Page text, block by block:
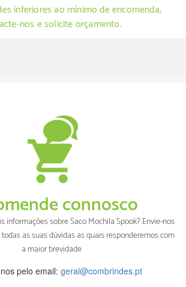
inferiores ao mínimo de encomenda,
nos e solicite orçamento.
connosco
informações sobre Saco Mochila Spook? Envie-nos
as suas dúvidas as quais responderemos com
a maior brevidade
pelo email: geral@combrindes.pt